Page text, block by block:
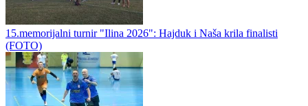
15.memorijalni turnir "Ilina 2026": Hajduk i Naša krila finalisti
(FOTO)